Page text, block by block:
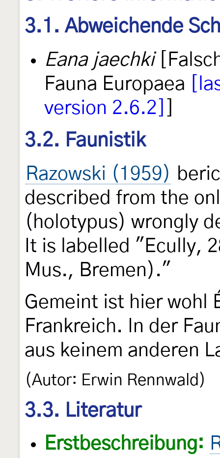
3.1. Abweichende
Eana jaechki
Fauna Europaea
version 2.6.2]
3.2. Faunistik
Razowski (1959)
described from the
(holotypus) wrongly
It is labelled "Ecully,
Mus., Bremen)."
Gemeint ist hier wohl
Frankreich. In der
aus keinem anderen
(Autor: Erwin Rennwald)
3.3. Literatur
Erstbeschreibung: